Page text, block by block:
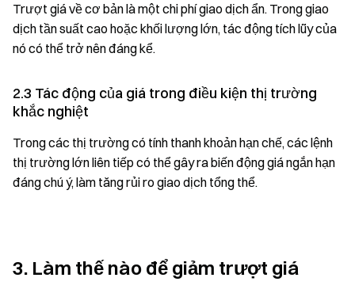
Trượt giá về cơ bản là một chi phí giao dịch ẩn. Trong giao
dịch tần suất cao hoặc khối lượng lớn, tác động tích lũy của
nó có thể trở nên đáng kể.
2.3 Tác động của giá trong điều kiện thị trường
khắc nghiệt
Trong các thị trường có tính thanh khoản hạn chế, các lệnh
thị trường lớn liên tiếp có thể gây ra biến động giá ngắn hạn
đáng chú ý, làm tăng rủi ro giao dịch tổng thể.
3. Làm thế nào để giảm trượt giá